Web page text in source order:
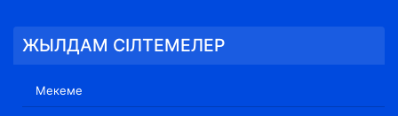
ЖЫЛДАМ СІЛТЕМЕЛЕР
Мекеме